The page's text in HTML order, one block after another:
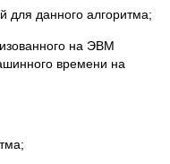
данного алгоритма;
на ЭВМ
времени на